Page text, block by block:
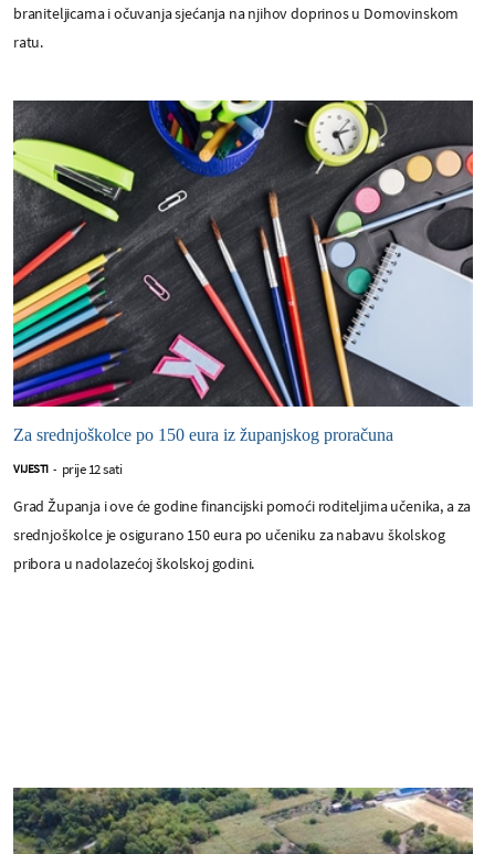
braniteljicama i očuvanja sjećanja na njihov doprinos u Domovinskom
ratu.
Za srednjoškolce po 150 eura iz županjskog proračuna
VIJESTI - prije 12 sati
Grad Županja i ove će godine financijski pomoći roditeljima učenika, a za
srednjoškolce je osigurano 150 eura po učeniku za nabavu školskog
pribora u nadolazećoj školskoj godini.